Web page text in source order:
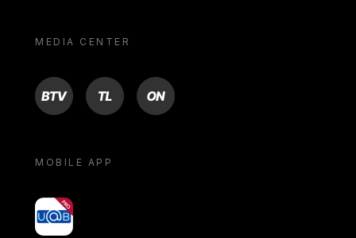
MEDIA CENTER
BTV TL ON
MOBILE APP
yoU@B